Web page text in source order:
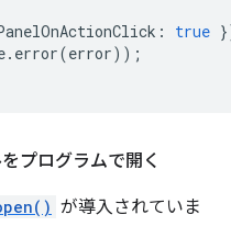
: true
. error(error));
プログラムで開く
が導入されていま